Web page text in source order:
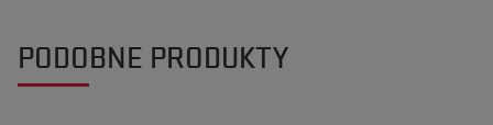
2024-08-01
Maciek
2024-06-28
Robert
PODOBNE PRODUKTY